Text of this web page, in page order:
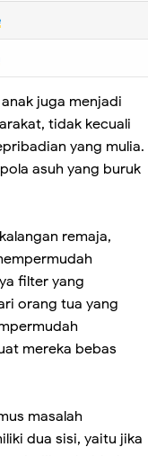
juga menjadi
tidak kecuali
yang mulia.
asuh yang buruk
remaja,
filter yang
orang tua yang
mereka bebas
masalah
dua sisi, yaitu jika